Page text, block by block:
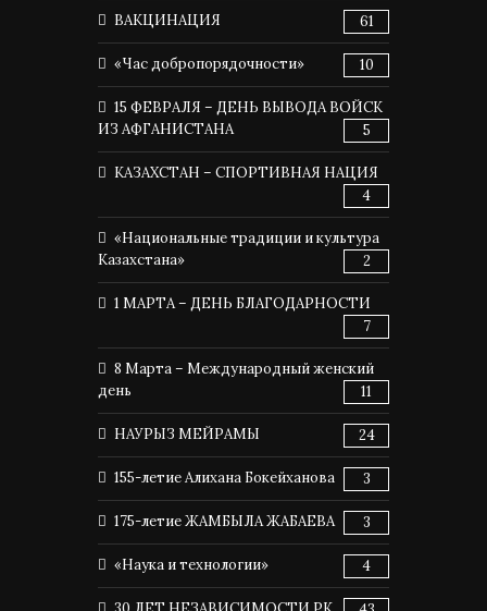
ВАКЦИНАЦИЯ 61
«Час добропорядочности» 10
15 ФЕВРАЛЯ – ДЕНЬ ВЫВОДА ВОЙСК
ИЗ АФГАНИСТАНА
5
КАЗАХСТАН – СПОРТИВНАЯ НАЦИЯ
4
«Национальные традиции и культура
Казахстана»
2
1 МАРТА – ДЕНЬ БЛАГОДАРНОСТИ
7
8 Марта – Международный женский
день
11
НАУРЫЗ МЕЙРАМЫ 24
155-летие Алихана Бокейханова 3
175-летие ЖАМБЫЛА ЖАБАЕВА 3
«Наука и технологии» 4